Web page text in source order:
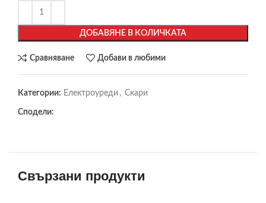
ДОБАВЯНЕ В КОЛИЧКАТА
Сравняване Добави в любими
Категории: Електроуреди , Скари
Сподели:
Свързани продукти